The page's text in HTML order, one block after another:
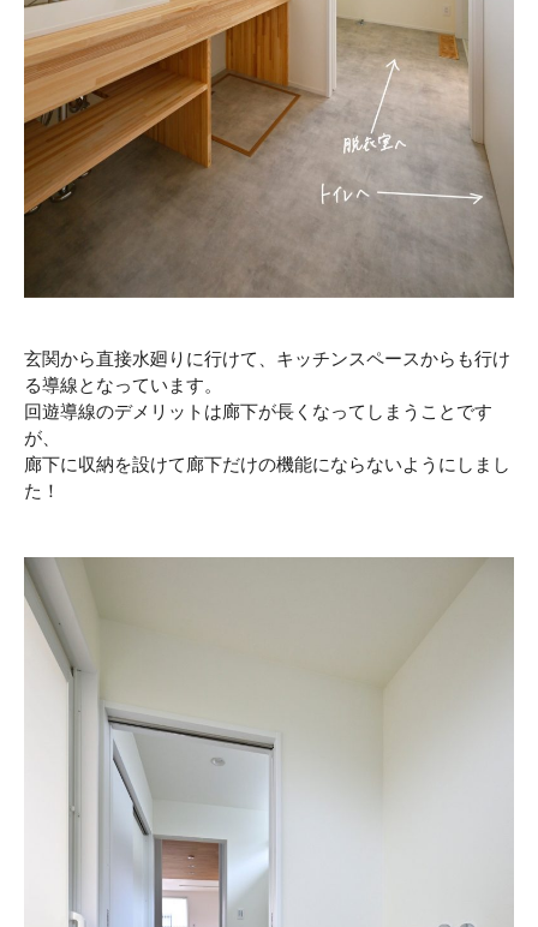
玄関から直接水廻りに行けて、キッチンスペースからも行け
る導線となっています。
回遊導線のデメリットは廊下が長くなってしまうことです
が、
廊下に収納を設けて廊下だけの機能にならないようにしまし
た！